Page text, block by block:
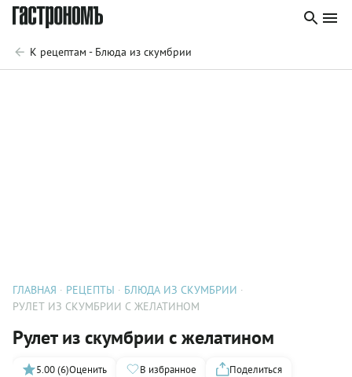
К рецептам - Блюда из скумбрии
ГЛАВНАЯ РЕЦЕПТЫ
БЛЮДА ИЗ СКУМБРИИ
РУЛЕТ ИЗ СКУМБРИИ С ЖЕЛАТИНОМ
Рулет из скумбрии с желатином
5.00 (6)Оценить В избранное
Поделиться